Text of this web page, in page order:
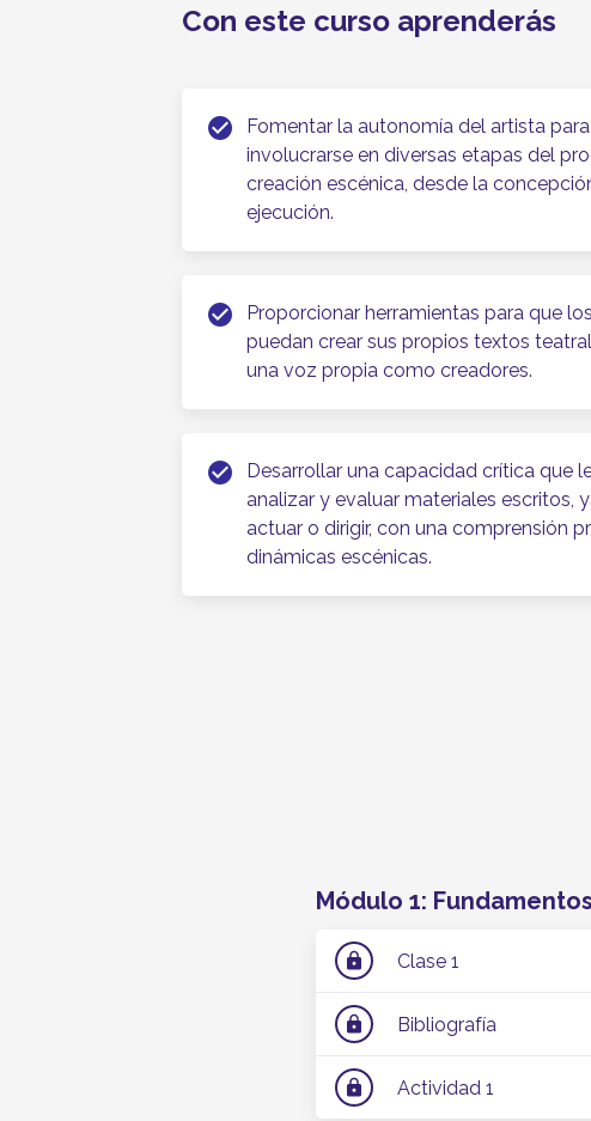
Con este curso aprenderás
check_circle
Fomentar la autonomía del artista
involucrarse en diversas etapas del
creación escénica, desde la
ejecución.
check_circle
Proporcionar herramientas para que
puedan crear sus propios textos
una voz propia como creadores.
check_circle
Desarrollar una capacidad crítica que
analizar y evaluar materiales escritos,
actuar o dirigir, con una comprensión
dinámicas escénicas.
Módulo 1:
lock Clase 1
lock Bibliografía
lock Actividad 1